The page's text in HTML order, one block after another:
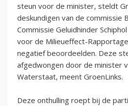
steun voor de minister, steldt
deskundigen van de commissie
Commissie Geluidhinder
voor de Milieueffect-
negatief beoordeelden. Deze
afgedwongen door de minister
Waterstaat, meent GroenLinks.
Deze onthulling roept bij de